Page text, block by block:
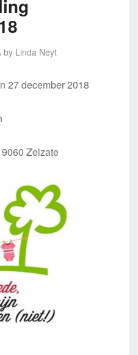
by Linda Neyt
27 december 2018
Zelzate